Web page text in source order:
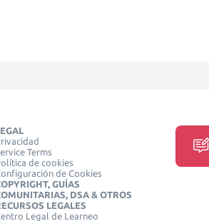
Terms
de cookies
de Cookies
GUÍAS
DSA & OTROS
LEGALES
Legal de Learneo